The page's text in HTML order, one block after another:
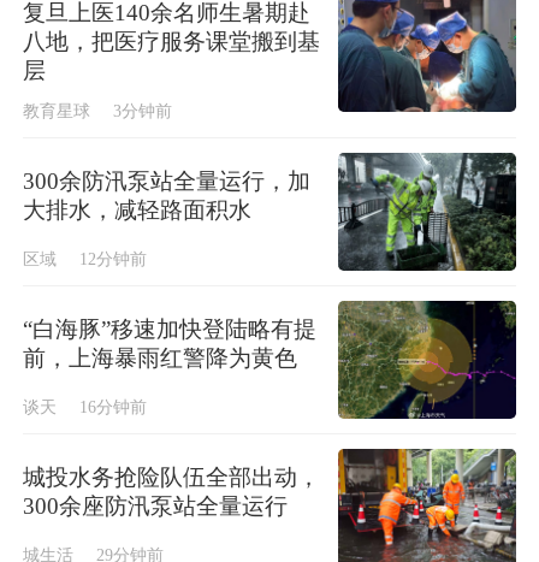
复旦上医140余名师生暑期赴
八地，把医疗服务课堂搬到基
层
教育星球 3分钟前
300余防汛泵站全量运行，加
大排水，减轻路面积水
区域 12分钟前
“白海豚”移速加快登陆略有提
前，上海暴雨红警降为黄色
谈天 16分钟前
城投水务抢险队伍全部出动，
300余座防汛泵站全量运行
城生活 29分钟前